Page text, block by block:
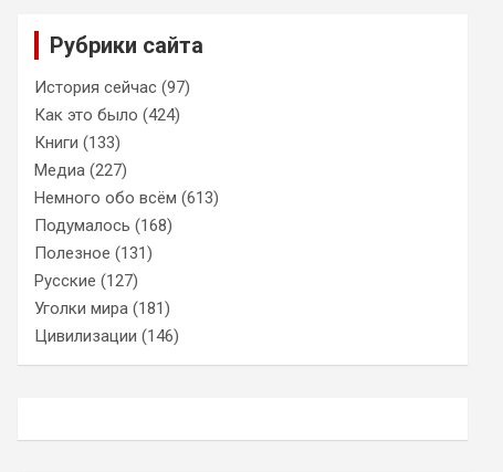
Рубрики сайта
История сейчас (97)
Как это было (424)
Книги (133)
Медиа (227)
Немного обо всём (613)
Подумалось (168)
Полезное (131)
Русские (127)
Уголки мира (181)
Цивилизации (146)